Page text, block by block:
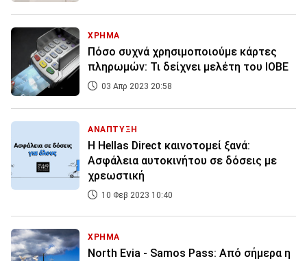
ΧΡΗΜΑ
Πόσο συχνά χρησιμοποιούμε κάρτες
πληρωμών: Τι δείχνει μελέτη του ΙΟΒΕ
03 Απρ 2023 20:58
ΑΝΑΠΤΥΞΗ
Η Hellas Direct καινοτομεί ξανά:
Ασφάλεια αυτοκινήτου σε δόσεις με
χρεωστική
10 Φεβ 2023 10:40
ΧΡΗΜΑ
North Evia - Samos Pass: Από σήμερα η